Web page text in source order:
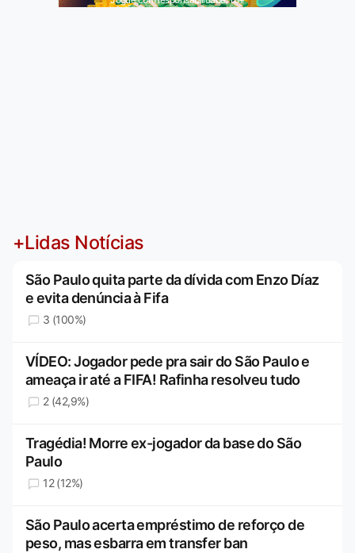
+Lidas Notícias
São Paulo quita parte da dívida com Enzo Díaz
e evita denúncia à Fifa
3 (100%)
VÍDEO: Jogador pede pra sair do São Paulo e
ameaça ir até a FIFA! Rafinha resolveu tudo
2 (42,9%)
Tragédia! Morre ex-jogador da base do São
Paulo
12 (12%)
São Paulo acerta empréstimo de reforço de
peso, mas esbarra em transfer ban